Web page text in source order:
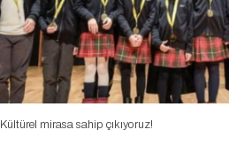
Kültürel mirasa sahip çıkıyoruz!